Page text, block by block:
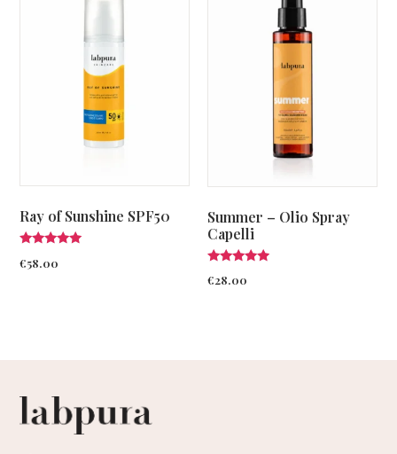
Ray of Sunshine SPF50
5.00
€58.00
Summer – Olio Spray
Capelli
4.75
€28.00